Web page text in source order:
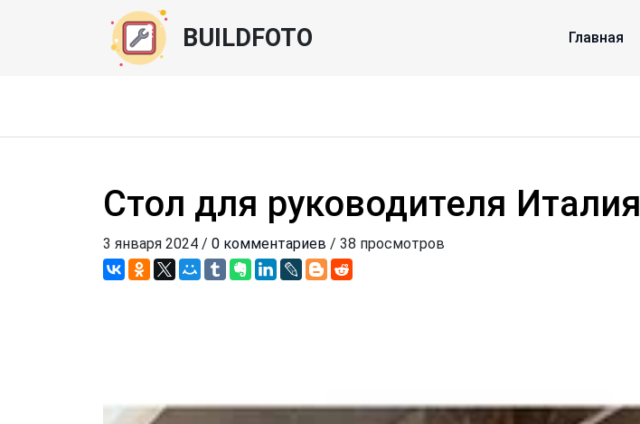
BUILDFOTO Главная
Стол для руководителя Италия
3 января 2024 / 0 комментариев / 38 просмотров